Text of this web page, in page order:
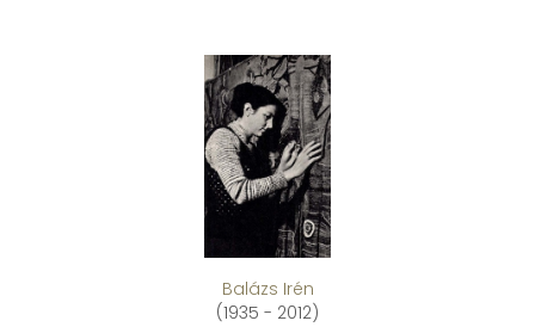
Balázs Irén
(1935 - 2012)